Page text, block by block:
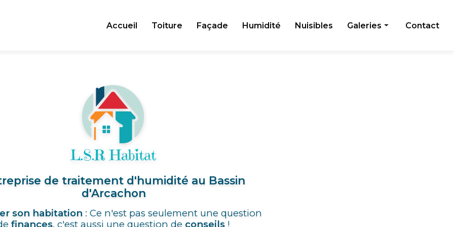
Accueil Toiture Façade Humidité Nuisibles Galeries Contact
de traitement d'humidité au Bassin
d'Arcachon
son habitation : Ce n'est pas seulement une question
finances, c'est aussi une question de conseils !